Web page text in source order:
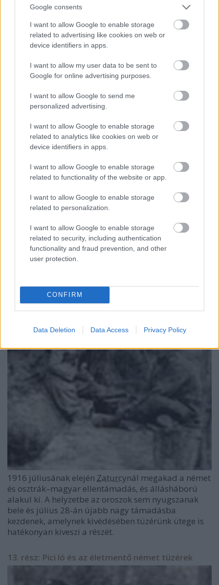
Google consents
I want to allow Google to enable storage
related to advertising like cookies on web or
device identifiers in apps.
I want to allow my user data to be sent to
Google for online advertising purposes.
I want to allow Google to send me
personalized advertising.
I want to allow Google to enable storage
related to analytics like cookies on web or
device identifiers in apps.
I want to allow Google to enable storage
related to functionality of the website or app.
I want to allow Google to enable storage
related to personalization.
I want to allow Google to enable storage
related to security, including authentication
functionality and fraud prevention, and other
user protection.
CONFIRM
Data Deletion Data Access Privacy Policy
A Bruszilov-offenzívát követő visszavonulás után,
osztrák–magyar szövetséges csapatok
ellentámadásaLuckirányába. Tüzérünk számára a
legemlékezetesebbek.
12. rész: Újabb heves orosz támadások
1916 júliusának elején Zaturcynál megakad a német
és osztrák–magyar ellentámadás, és állásháború
alakul ki. A helyzetbe az oroszok sem nyugszanak
bele és július 28-án újabb nagy támadásba
kezdenek, amelynek kivédésében tüzérünk ütege is
hatékonyan kiveszi a részét.
13. rész: Pici ló és az életmentő német tüzérek